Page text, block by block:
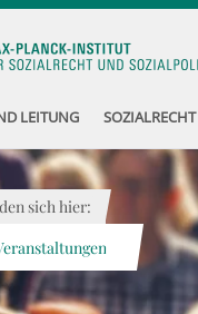
LEITUNG SOZIALRECHT
sich hier: